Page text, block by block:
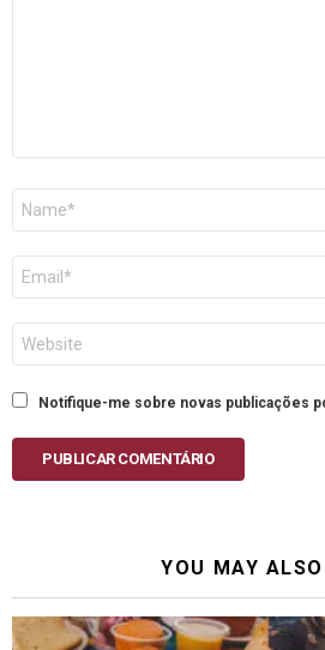
mail
Notifique-me sobre novas publicações
PUBLICAR COMENTÁRIO
YOU MAY